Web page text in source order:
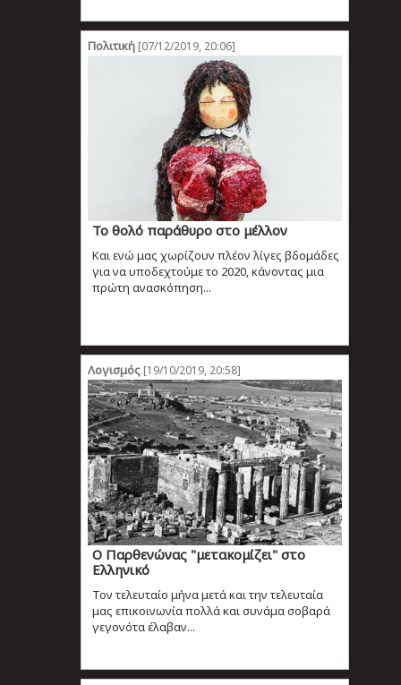
Πολιτική[07/12/2019, 20:06]
Το θολό παράθυρο στο μέλλον
Και ενώ μας χωρίζουν πλέον λίγες βδομάδες
για να υποδεχτούμε το 2020, κάνοντας μια
πρώτη ανασκόπηση...
Λογισμός[19/10/2019, 20:58]
Ο Παρθενώνας "μετακομίζει" στο
Ελληνικό
Τον τελευταίο μήνα μετά και την τελευταία
μας επικοινωνία πολλά και συνάμα σοβαρά
γεγονότα έλαβαν...